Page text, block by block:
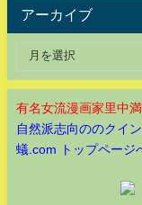
アーカイブ
有名女流漫画家里中
自然派志向ののクイ
蟻.com トップページ